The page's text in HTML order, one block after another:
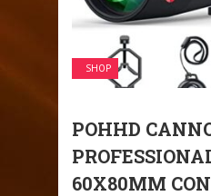
SHOP
POHHD
60X80MM